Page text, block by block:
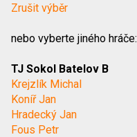
Zrušit výběr
nebo vyberte jiného hráče:
TJ Sokol Batelov B
Krejzlík Michal
Koníř Jan
Hradecký Jan
Fous Petr